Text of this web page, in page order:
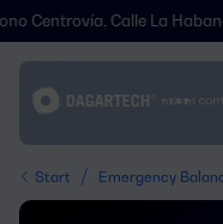
Calle La Habana, 27,
Start / Emergency